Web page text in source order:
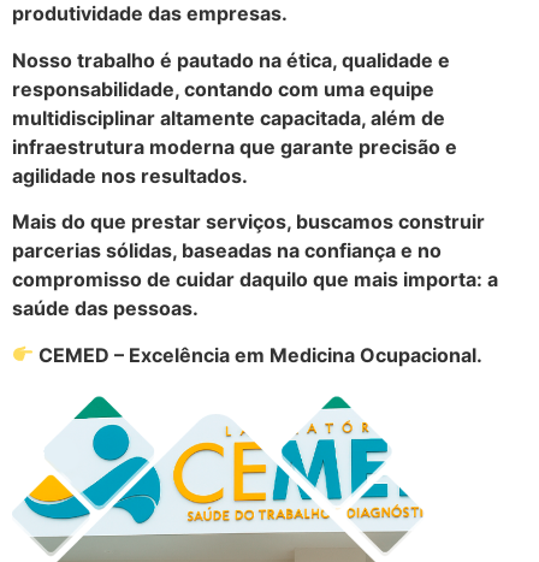
produtividade das empresas.
Nosso trabalho é pautado na ética, qualidade e
responsabilidade, contando com uma equipe
multidisciplinar altamente capacitada, além de
infraestrutura moderna que garante precisão e
agilidade nos resultados.
Mais do que prestar serviços, buscamos construir
parcerias sólidas, baseadas na confiança e no
compromisso de cuidar daquilo que mais importa: a
saúde das pessoas.
CEMED – Excelência em Medicina Ocupacional.